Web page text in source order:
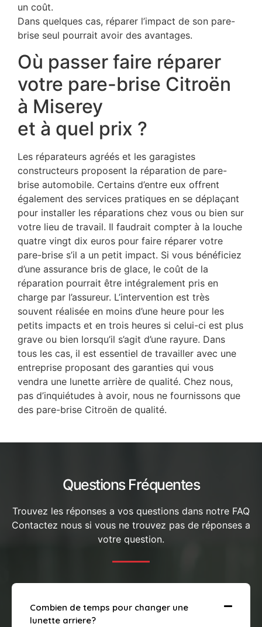
un coût.
Dans quelques cas, réparer l’impact de son pare-
brise seul pourrait avoir des avantages.
Où passer faire réparer
votre pare-brise Citroën
à Miserey
et à quel prix ?
Les réparateurs agréés et les garagistes
constructeurs proposent la réparation de pare-
brise automobile. Certains d’entre eux offrent
également des services pratiques en se déplaçant
pour installer les réparations chez vous ou bien sur
votre lieu de travail. Il faudrait compter à la louche
quatre vingt dix euros pour faire réparer votre
pare-brise s’il a un petit impact. Si vous bénéficiez
d’une assurance bris de glace, le coût de la
réparation pourrait être intégralement pris en
charge par l’assureur. L’intervention est très
souvent réalisée en moins d’une heure pour les
petits impacts et en trois heures si celui-ci est plus
grave ou bien lorsqu’il s’agit d’une rayure. Dans
tous les cas, il est essentiel de travailler avec une
entreprise proposant des garanties qui vous
vendra une lunette arrière de qualité. Chez nous,
pas d’inquiétudes à avoir, nous ne fournissons que
des pare-brise Citroën de qualité.
Questions Fréquentes
Trouvez les réponses a vos questions dans notre FAQ
Contactez nous si vous ne trouvez pas de réponses a
votre question.
Combien de temps pour changer une
lunette arriere?